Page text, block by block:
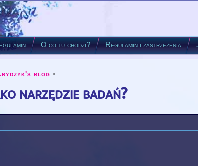
O co tu chodzi? Regulamin i zastrzeżenia
blog ›
narzędzie badań?